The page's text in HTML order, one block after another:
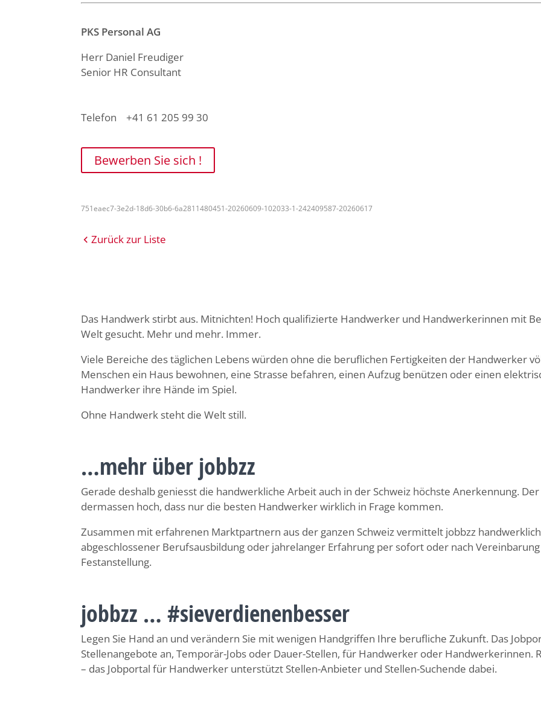
PKS Personal AG
Herr Daniel Freudiger
Senior HR Consultant
Telefon +41 61 205 99 30
Bewerben Sie sich !
751eaec7-3e2d-18d6-30b6-6a2811480451-20260609-102033-1-242409587-20260617
Zurück zur Liste
Das Handwerk stirbt aus. Mitnichten! Hoch qualifizierte Handwerker und Handwerkerinnen mit
Welt gesucht. Mehr und mehr. Immer.
Viele Bereiche des täglichen Lebens würden ohne die beruflichen Fertigkeiten der Handwerker
Menschen ein Haus bewohnen, eine Strasse befahren, einen Aufzug benützen oder einen
Handwerker ihre Hände im Spiel.
Ohne Handwerk steht die Welt still.
…mehr über jobbzz
Gerade deshalb geniesst die handwerkliche Arbeit auch in der Schweiz höchste Anerkennung.
dermassen hoch, dass nur die besten Handwerker wirklich in Frage kommen.
Zusammen mit erfahrenen Marktpartnern aus der ganzen Schweiz vermittelt jobbzz
abgeschlossener Berufsausbildung oder jahrelanger Erfahrung per sofort oder nach
Festanstellung.
jobbzz … #sieverdienenbesser
Legen Sie Hand an und verändern Sie mit wenigen Handgriffen Ihre berufliche Zukunft. Das
Stellenangebote an, Temporär-Jobs oder Dauer-Stellen, für Handwerker oder Handwerkerinnen.
– das Jobportal für Handwerker unterstützt Stellen-Anbieter und Stellen-Suchende dabei.